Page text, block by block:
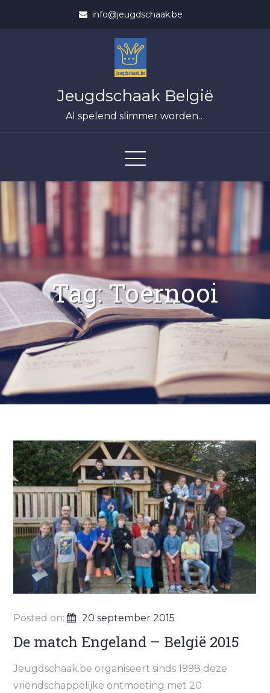
info@jeugdschaak.be
Jeugdschaak België
Al spelend slimmer worden…
Tag:Toernooi
Posted on: 20 september 2015
De match Engeland – België 2015
Jeugdschaak.be organiseert sinds 1998 deze
vriendschappelijke ontmoeting met 20